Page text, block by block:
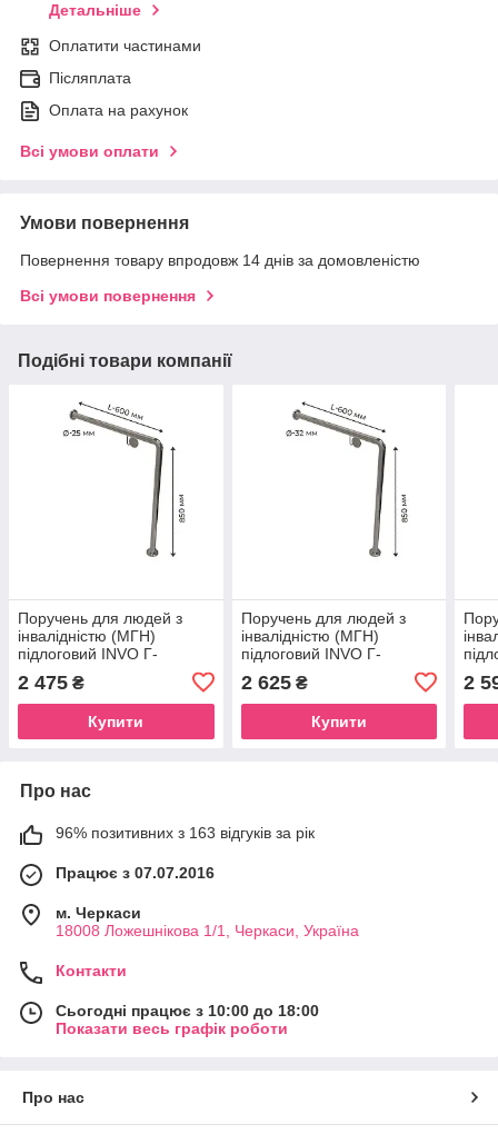
Детальніше
Оплатити частинами
Післяплата
Оплата на рахунок
Всі умови оплати
Умови повернення
Повернення товару впродовж 14 днів за домовленістю
Всі умови повернення
Подібні товари компанії
Поручень для людей з
інвалідністю (МГН)
підлоговий INVO Г-
подібний з кріпленням у
стіну правий і лівий
2 475 ₴
Купити
Поручень для людей з
інвалідністю (МГН)
підлоговий INVO Г-
подібний з кріпленням у
стіну правий і лівий
2 625₴
Купити
2
Про нас
96% позитивних з 163 відгуків за рік
Працює з 07.07.2016
м. Черкаси
18008 Ложешнікова 1/1, Черкаси, Україна
Контакти
Сьогодні працює з 10:00 до 18:00
Показати весь графік роботи
Про нас